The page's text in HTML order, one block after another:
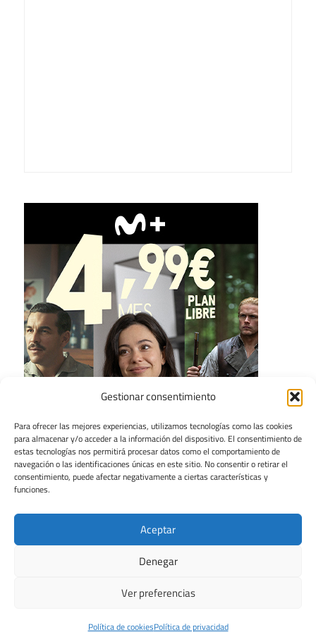
Gestionar consentimiento
Para ofrecer las mejores experiencias, utilizamos tecnologías como las cookies
para almacenar y/o acceder a la información del dispositivo. El consentimiento de
estas tecnologías nos permitirá procesar datos como el comportamiento de
navegación o las identificaciones únicas en este sitio. No consentir o retirar el
consentimiento, puede afectar negativamente a ciertas características y
funciones.
Aceptar
Denegar
Ver preferencias
Política de cookiesPolítica de privacidad